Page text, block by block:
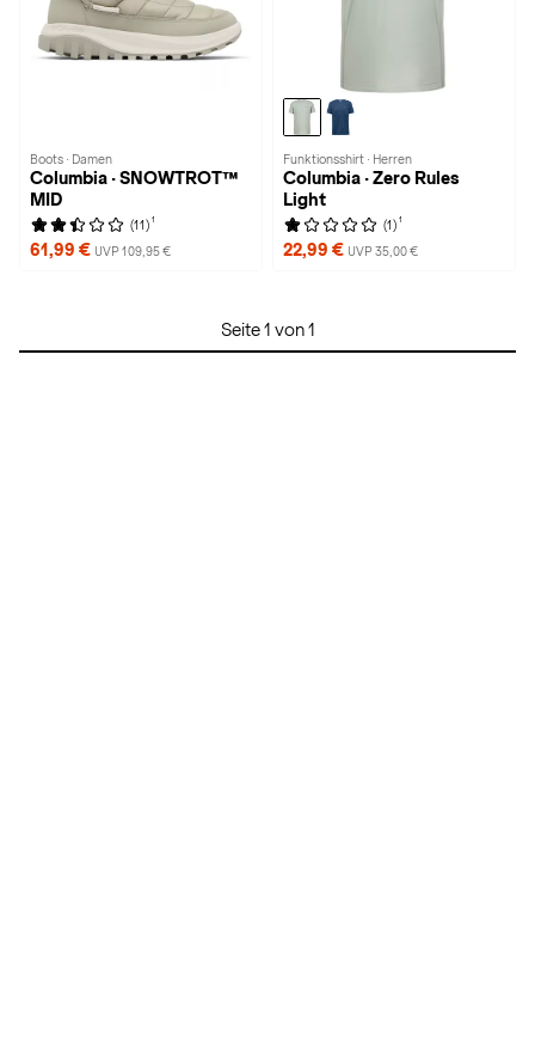
Boots · Damen
Columbia · SNOWTROT™
MID
(11) 1
61,99 € UVP 109,95 €
Funktionsshirt · Herren
Columbia · Zero Rules
Light
(1) 1
22,99 € UVP 35,00 €
Seite 1 von 1